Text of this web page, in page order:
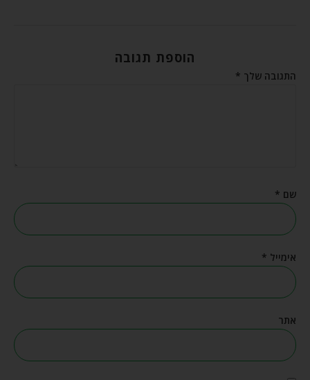
הוספת תגובה
התגובה שלך *
שם *
אימייל *
אתר